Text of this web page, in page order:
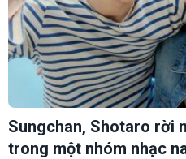
Sungchan, Shotaro rời
trong một nhóm nhạc